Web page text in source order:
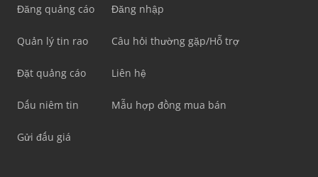
Đăng quảng cáo
Quản lý tin rao
Đặt quảng cáo
Dấu niêm tin
Gửi đấu giá
Đăng nhập
Câu hỏi thường gặp/Hỗ trợ
Liên hệ
Mẫu hợp đồng mua bán